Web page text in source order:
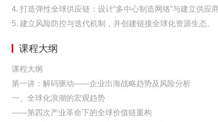
4. 打造弹性全球供应链：设计“多中心制造网络”与建立供应
5. 建立风险防控与迭代机制，并创建链接全球化资源生态。
课程大纲
课程大纲
第一讲：解码驱动——企业出海战略趋势及风险分析
一、全球化浪潮的宏观趋势
——第四次产业革命下的全球价值链重构